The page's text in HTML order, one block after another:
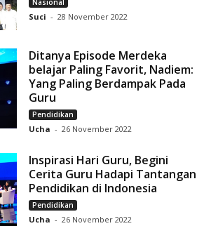
Nasional
Suci - 28 November 2022
Ditanya Episode Merdeka
belajar Paling Favorit, Nadiem:
Yang Paling Berdampak Pada
Guru
Pendidikan
Ucha - 26 November 2022
Inspirasi Hari Guru, Begini
Cerita Guru Hadapi Tantangan
Pendidikan di Indonesia
Pendidikan
Ucha - 26 November 2022